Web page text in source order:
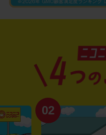
02